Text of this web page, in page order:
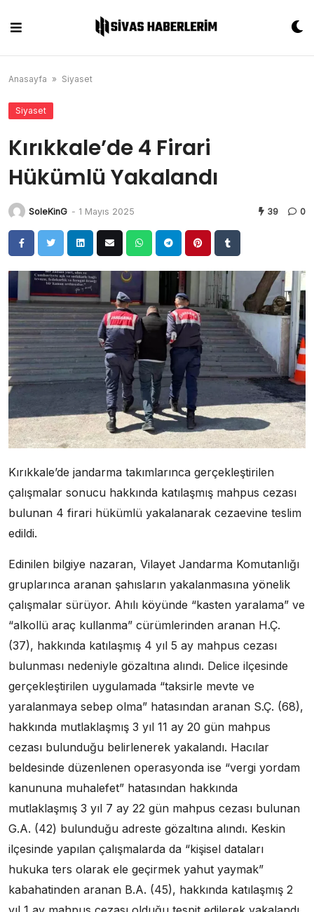
content
Anasayfa » Siyaset
Siyaset
Kırıkkale’de 4 Firari
Hükümlü Yakalandı
SoleKinG - 1 Mayıs 2025 39 0
Kırıkkale’de jandarma takımlarınca gerçekleştirilen
çalışmalar sonucu hakkında katılaşmış mahpus cezası
bulunan 4 firari hükümlü yakalanarak cezaevine teslim
edildi.
Edinilen bilgiye nazaran, Vilayet Jandarma Komutanlığı
gruplarınca aranan şahısların yakalanmasına yönelik
çalışmalar sürüyor. Ahılı köyünde “kasten yaralama” ve
“alkollü araç kullanma” cürümlerinden aranan H.Ç.
(37), hakkında katılaşmış 4 yıl 5 ay mahpus cezası
bulunması nedeniyle gözaltına alındı. Delice ilçesinde
gerçekleştirilen uygulamada “taksirle mevte ve
yaralanmaya sebep olma” hatasından aranan S.Ç. (68),
hakkında mutlaklaşmış 3 yıl 11 ay 20 gün mahpus
cezası bulunduğu belirlenerek yakalandı. Hacılar
beldesinde düzenlenen operasyonda ise “vergi yordam
kanununa muhalefet” hatasından hakkında
mutlaklaşmış 3 yıl 7 ay 22 gün mahpus cezası bulunan
G.A. (42) bulunduğu adreste gözaltına alındı. Keskin
ilçesinde yapılan çalışmalarda da “kişisel dataları
hukuka ters olarak ele geçirmek yahut yaymak”
kabahatinden aranan B.A. (45), hakkında katılaşmış 2